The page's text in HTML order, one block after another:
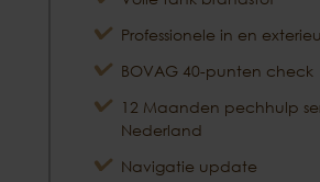
Professionele in en
BOVAG 40-punten check
12 Maanden pechhulp
Nederland
Navigatie update